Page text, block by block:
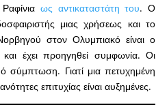
ως αντικαταστάτη του. Ο
μιας χρήσεως και το
στον Ολυμπιακό είναι ο
έχει προηγηθεί συμφωνία. Οι
σύμπτωση. Γιατί μια πετυχημένη
επιτυχίας είναι αυξημένες.